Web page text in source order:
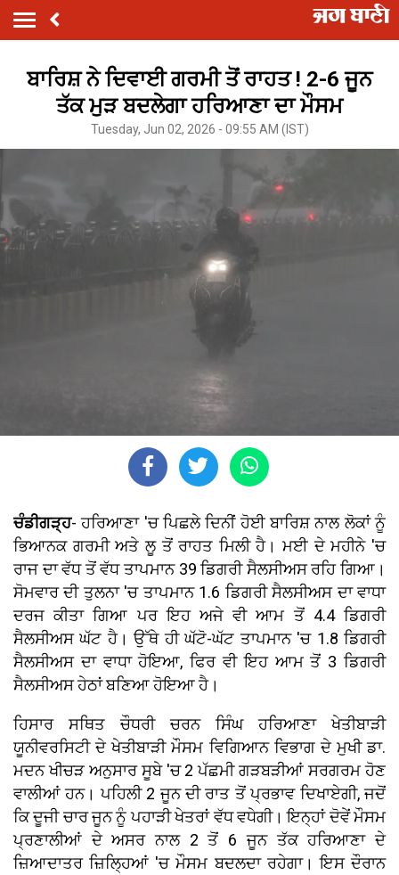
ਬਾਰਿਸ਼ ਨੇ ਦਿਵਾਈ ਗਰਮੀ ਤੋਂ ਰਾਹਤ ! 2-6 ਜੂਨ
ਤੱਕ ਮੁੜ ਬਦਲੇਗਾ ਹਰਿਆਣਾ ਦਾ ਮੌਸਮ
Tuesday, Jun 02, 2026 - 09:55 AM (IST)
ਚੰਡੀਗੜ੍ਹ- ਹਰਿਆਣਾ 'ਚ ਪਿਛਲੇ ਦਿਨੀਂ ਹੋਈ ਬਾਰਿਸ਼ ਨਾਲ ਲੋਕਾਂ ਨੂੰ
ਭਿਆਨਕ ਗਰਮੀ ਅਤੇ ਲੂ ਤੋਂ ਰਾਹਤ ਮਿਲੀ ਹੈ। ਮਈ ਦੇ ਮਹੀਨੇ 'ਚ
ਰਾਜ ਦਾ ਵੱਧ ਤੋਂ ਵੱਧ ਤਾਪਮਾਨ 39 ਡਿਗਰੀ ਸੈਲਸੀਅਸ ਰਹਿ ਗਿਆ।
ਸੋਮਵਾਰ ਦੀ ਤੁਲਨਾ 'ਚ ਤਾਪਮਾਨ 1.6 ਡਿਗਰੀ ਸੈਲਸੀਅਸ ਦਾ ਵਾਧਾ
ਦਰਜ ਕੀਤਾ ਗਿਆ ਪਰ ਇਹ ਅਜੇ ਵੀ ਆਮ ਤੋਂ 4.4 ਡਿਗਰੀ
ਸੈਲਸੀਅਸ ਘੱਟ ਹੈ। ਉੱਥੇ ਹੀ ਘੱਟੋ-ਘੱਟ ਤਾਪਮਾਨ 'ਚ 1.8 ਡਿਗਰੀ
ਸੈਲਸੀਅਸ ਦਾ ਵਾਧਾ ਹੋਇਆ, ਫਿਰ ਵੀ ਇਹ ਆਮ ਤੋਂ 3 ਡਿਗਰੀ
ਸੈਲਸੀਅਸ ਹੇਠਾਂ ਬਣਿਆ ਹੋਇਆ ਹੈ।
ਹਿਸਾਰ ਸਥਿਤ ਚੌਧਰੀ ਚਰਨ ਸਿੰਘ ਹਰਿਆਣਾ ਖੇਤੀਬਾੜੀ
ਯੂਨੀਵਰਸਿਟੀ ਦੇ ਖੇਤੀਬਾੜੀ ਮੌਸਮ ਵਿਗਿਆਨ ਵਿਭਾਗ ਦੇ ਮੁਖੀ ਡਾ.
ਮਦਨ ਖੀਚੜ ਅਨੁਸਾਰ ਸੂਬੇ 'ਚ 2 ਪੱਛਮੀ ਗੜਬੜੀਆਂ ਸਰਗਰਮ ਹੋਣ
ਵਾਲੀਆਂ ਹਨ। ਪਹਿਲੀ 2 ਜੂਨ ਦੀ ਰਾਤ ਤੋਂ ਪ੍ਰਭਾਵ ਦਿਖਾਏਗੀ, ਜਦੋਂ
ਕਿ ਦੂਜੀ ਚਾਰ ਜੂਨ ਨੂੰ ਪਹਾੜੀ ਖੇਤਰਾਂ ਵੱਧ ਵਧੇਗੀ। ਇਨ੍ਹਾਂ ਦੋਵੇਂ ਮੌਸਮ
ਪ੍ਰਣਾਲੀਆਂ ਦੇ ਅਸਰ ਨਾਲ 2 ਤੋਂ 6 ਜੂਨ ਤੱਕ ਹਰਿਆਣਾ ਦੇ
ਜ਼ਿਆਦਾਤਰ ਜ਼ਿਲ੍ਹਿਆਂ 'ਚ ਮੌਸਮ ਬਦਲਦਾ ਰਹੇਗਾ। ਇਸ ਦੌਰਾਨ